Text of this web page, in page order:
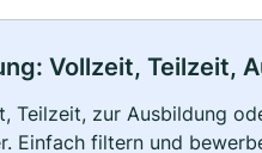
Vollzeit, Teilzeit,
Teilzeit, zur Ausbildung
Einfach filtern und